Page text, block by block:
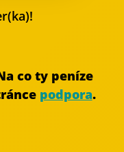
co ty peníze
podpora.